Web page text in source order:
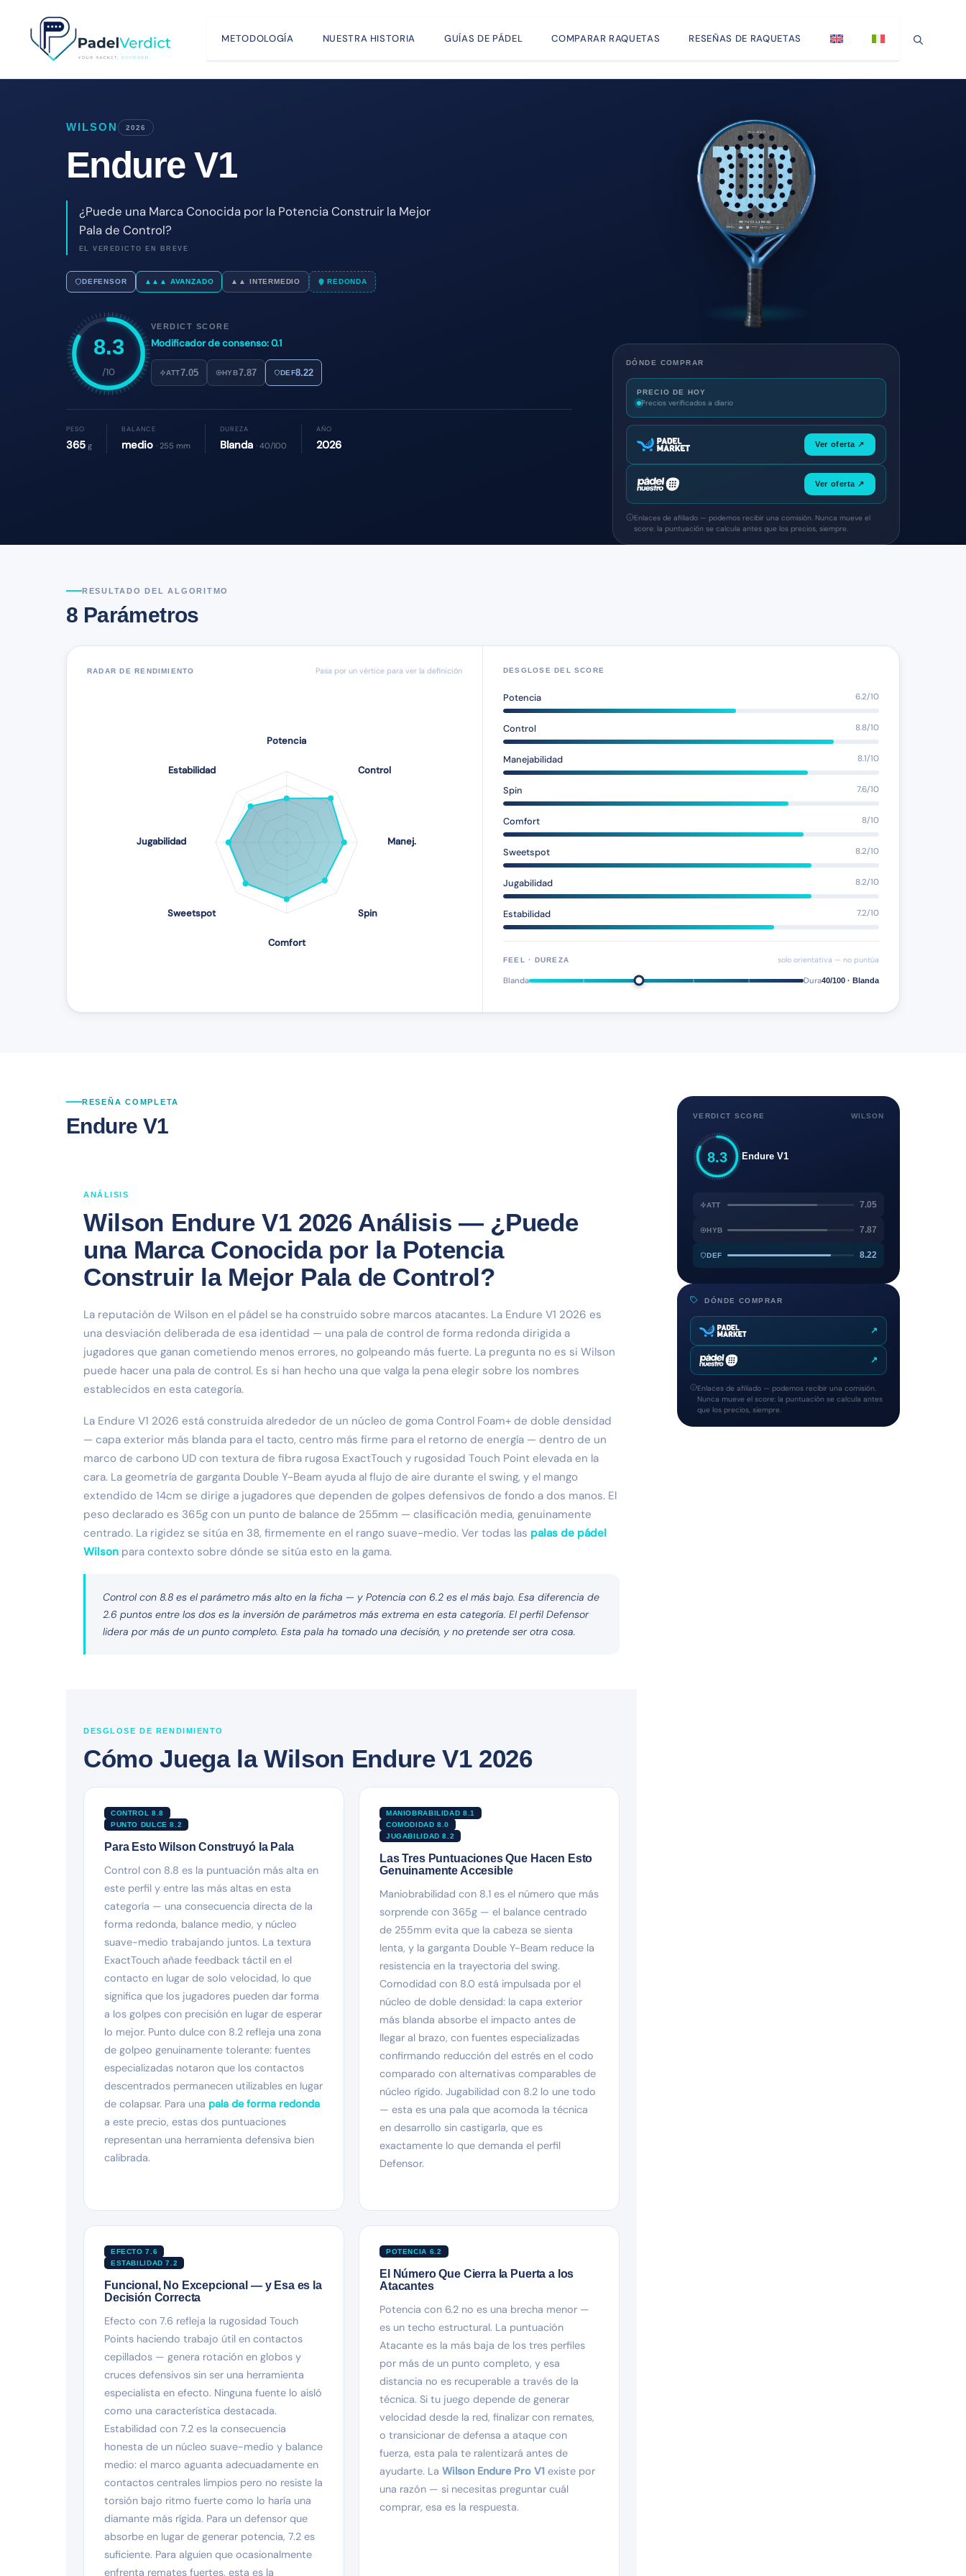
contenido
METODOLOGÍA NUESTRA HISTORIA GUÍAS DE PÁDEL COMPARAR RAQUETAS RESEÑAS DE RAQUETAS
WILSON 2026
Endure V1
¿Puede una Marca Conocida por la Potencia Construir la Mejor
Pala de Control?
EL VEREDICTO EN BREVE
DEFENSOR ▲▲▲ AVANZADO ▲▲ INTERMEDIO REDONDA
8.3
/10
VERDICT SCORE
Modificador de consenso: 0.1
ATT7.05 HYB7.87 DEF8.22
PESO
365 g
BALANCE
medio · 255 mm
DUREZA
Blanda · 40/100
AÑO
2026
DÓNDE COMPRAR
PRECIO DE HOY
Precios verificados a diario
Ver oferta ↗
Ver oferta ↗
Enlaces de afiliado — podemos recibir una comisión. Nunca mueve el
score: la puntuación se calcula antes que los precios, siempre.
RESULTADO DEL ALGORITMO
8 Parámetros
RADAR DE RENDIMIENTO Pasa por un vértice para ver la definición DESGLOSE DEL SCORE
Potencia 6.2/10
Control 8.8/10
Manejabilidad 8.1/10
Spin 7.6/10
Comfort 8/10
Sweetspot 8.2/10
Jugabilidad 8.2/10
Estabilidad 7.2/10
FEEL · DUREZA solo orientativa — no puntúa
Blanda Dura40/100 · Blanda
RESEÑA COMPLETA
Endure V1
ANÁLISIS
Wilson Endure V1 2026 Análisis — ¿Puede
una Marca Conocida por la Potencia
Construir la Mejor Pala de Control?
La reputación de Wilson en el pádel se ha construido sobre marcos atacantes. La Endure V1 2026 es
una desviación deliberada de esa identidad — una pala de control de forma redonda dirigida a
jugadores que ganan cometiendo menos errores, no golpeando más fuerte. La pregunta no es si Wilson
puede hacer una pala de control. Es si han hecho una que valga la pena elegir sobre los nombres
establecidos en esta categoría.
La Endure V1 2026 está construida alrededor de un núcleo de goma Control Foam+ de doble densidad
— capa exterior más blanda para el tacto, centro más firme para el retorno de energía — dentro de un
marco de carbono UD con textura de fibra rugosa ExactTouch y rugosidad Touch Point elevada en la
cara. La geometría de garganta Double Y-Beam ayuda al flujo de aire durante el swing, y el mango
extendido de 14cm se dirige a jugadores que dependen de golpes defensivos de fondo a dos manos. El
peso declarado es 365g con un punto de balance de 255mm — clasificación media, genuinamente
centrado. La rigidez se sitúa en 38, firmemente en el rango suave-medio. Ver todas las palas de pádel
Wilson para contexto sobre dónde se sitúa esto en la gama.
Control con 8.8 es el parámetro más alto en la ficha — y Potencia con 6.2 es el más bajo. Esa diferencia de
2.6 puntos entre los dos es la inversión de parámetros más extrema en esta categoría. El perfil Defensor
lidera por más de un punto completo. Esta pala ha tomado una decisión, y no pretende ser otra cosa.
DESGLOSE DE RENDIMIENTO
Cómo Juega la Wilson Endure V1 2026
CONTROL 8.8
PUNTO DULCE 8.2
Para Esto Wilson Construyó la Pala
Control con 8.8 es la puntuación más alta en
este perfil y entre las más altas en esta
categoría — una consecuencia directa de la
forma redonda, balance medio, y núcleo
suave-medio trabajando juntos. La textura
ExactTouch añade feedback táctil en el
contacto en lugar de solo velocidad, lo que
significa que los jugadores pueden dar forma
a los golpes con precisión en lugar de esperar
lo mejor. Punto dulce con 8.2 refleja una zona
de golpeo genuinamente tolerante: fuentes
especializadas notaron que los contactos
descentrados permanecen utilizables en lugar
de colapsar. Para una pala de forma redonda
a este precio, estas dos puntuaciones
representan una herramienta defensiva bien
calibrada.
MANIOBRABILIDAD 8.1
COMODIDAD 8.0
JUGABILIDAD 8.2
Las Tres Puntuaciones Que Hacen Esto
Genuinamente Accesible
Maniobrabilidad con 8.1 es el número que más
sorprende con 365g — el balance centrado
de 255mm evita que la cabeza se sienta
lenta, y la garganta Double Y-Beam reduce la
resistencia en la trayectoria del swing.
Comodidad con 8.0 está impulsada por el
núcleo de doble densidad: la capa exterior
más blanda absorbe el impacto antes de
llegar al brazo, con fuentes especializadas
confirmando reducción del estrés en el codo
comparado con alternativas comparables de
núcleo rígido. Jugabilidad con 8.2 lo une todo
— esta es una pala que acomoda la técnica
en desarrollo sin castigarla, que es
exactamente lo que demanda el perfil
Defensor.
EFECTO 7.6
ESTABILIDAD 7.2
Funcional, No Excepcional — y Esa es la
Decisión Correcta
Efecto con 7.6 refleja la rugosidad Touch
Points haciendo trabajo útil en contactos
cepillados — genera rotación en globos y
cruces defensivos sin ser una herramienta
especialista en efecto. Ninguna fuente lo aisló
como una característica destacada.
Estabilidad con 7.2 es la consecuencia
honesta de un núcleo suave-medio y balance
medio: el marco aguanta adecuadamente en
contactos centrales limpios pero no resiste la
torsión bajo ritmo fuerte como lo haría una
diamante más rígida. Para un defensor que
absorbe en lugar de generar potencia, 7.2 es
suficiente. Para alguien que ocasionalmente
enfrenta remates fuertes, esta es la
POTENCIA 6.2
El Número Que Cierra la Puerta a los
Atacantes
Potencia con 6.2 no es una brecha menor —
es un techo estructural. La puntuación
Atacante es la más baja de los tres perfiles
por más de un punto completo, y esa
distancia no es recuperable a través de la
técnica. Si tu juego depende de generar
velocidad desde la red, finalizar con remates,
o transicionar de defensa a ataque con
fuerza, esta pala te ralentizará antes de
ayudarte. La Wilson Endure Pro V1 existe por
una razón — si necesitas preguntar cuál
comprar, esa es la respuesta.
VERDICT SCORE WILSON
8.3 Endure V1
ATT 7.05
HYB 7.87
DEF 8.22
DÓNDE COMPRAR
↗
↗
Enlaces de afiliado — podemos recibir una comisión.
Nunca mueve el score: la puntuación se calcula antes
que los precios, siempre.